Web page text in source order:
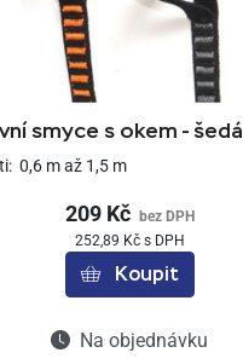
smyce s okem - šedá
0,6 m až 1,5 m
209 Kč
bez DPH
252,89 Kč s DPH
Koupit
Na objednávku